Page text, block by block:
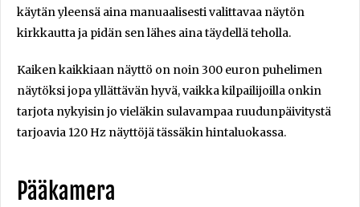
käytän yleensä aina manuaalisesti valittavaa näytön
kirkkautta ja pidän sen lähes aina täydellä teholla.
Kaiken kaikkiaan näyttö on noin 300 euron puhelimen
näytöksi jopa yllättävän hyvä, vaikka kilpailijoilla onkin
tarjota nykyisin jo vieläkin sulavampaa ruudunpäivitystä
tarjoavia 120 Hz näyttöjä tässäkin hintaluokassa.
Pääkamera